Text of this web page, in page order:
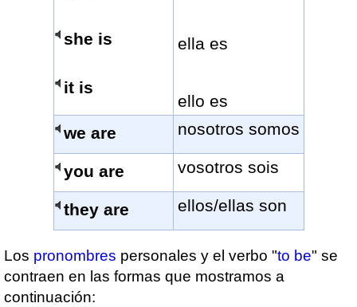
she is
it is
ella es
ello es
we are
nosotros somos
you are vosotros sois
they are ellos/ellas son
Los pronombres personales y el verbo "to be" se
contraen en las formas que mostramos a
continuación: